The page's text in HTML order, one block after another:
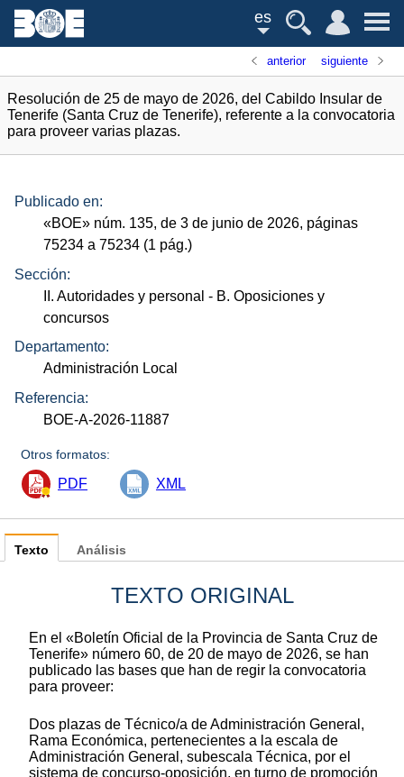
es
anterior siguiente
Resolución de 25 de mayo de 2026, del Cabildo Insular de
Tenerife (Santa Cruz de Tenerife), referente a la convocatoria
para proveer varias plazas.
Publicado en:
«BOE» núm. 135, de 3 de junio de 2026, páginas
75234 a 75234 (1 pág.)
Sección:
II. Autoridades y personal - B. Oposiciones y
concursos
Departamento:
Administración Local
Referencia:
BOE-A-2026-11887
Otros formatos:
PDF XML
Texto
TEXTO ORIGINAL
En el «Boletín Oficial de la Provincia de Santa Cruz de
Tenerife» número 60, de 20 de mayo de 2026, se han
publicado las bases que han de regir la convocatoria
para proveer:
Dos plazas de Técnico/a de Administración General,
Rama Económica, pertenecientes a la escala de
Administración General, subescala Técnica, por el
sistema de concurso-oposición, en turno de promoción
Análisis